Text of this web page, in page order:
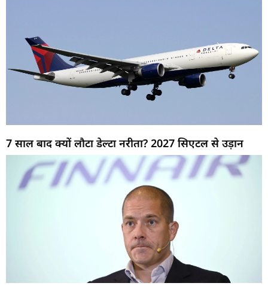
7 साल बाद क्यों लौटा डेल्टा नरीता? 2027 सिएटल से उड़ान